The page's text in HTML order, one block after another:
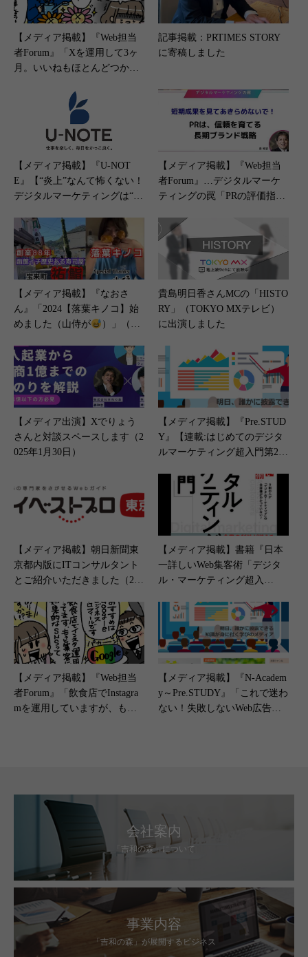
【メディア掲載】『Web担当
者Forum』「Xを運用して3ヶ
月。いいねもほとんどつか
すればいいでしょうか？」（2
024年11月21日）
記事掲載：PRTIMES STORY
に寄稿しました
【メディア掲載】『U-NOT
E』【“炎上”なんて怖くない！
デジタルマーケティングは“魔
運用で大切なことは？】（202
3年5月1日）
【メディア掲載】『Web担当
者Forum』…デジタルマーケ
ティングの罠「PRの評価指標
うに信頼を育てる長期ブラン
ド戦略」（2025年12月23日）
【メディア掲載】『なおさ
ん』「2024【落葉キノコ】始
めました（山侍が
）」（20
貴島明日香さんMCの「HISTO
RY」（TOKYO MXテレビ）
に出演しました
【メディア出演】Xでりょう
さんと対談スペースします（2
025年1月30日）
【メディア掲載】『Pre.STUD
Y』【連載:はじめてのデジタ
ルマーケティング超入門第2
【メディア掲載】朝日新聞東
京都内版にITコンサルタント
とご紹介いただきました（202
【メディア掲載】書籍『日本
一詳しいWeb集客術「デジタ
ル・マーケティング超入
15日）
【メディア掲載】『Web担当
者Forum』「飲食店でInstagra
mを運用していますが、もっ
【メディア掲載】『N-Academ
y～Pre.STUDY』「これで迷わ
ない！失敗しないWeb広告の
会社案内
「吉和の森」について
事業内容
「吉和の森」が展開するビジネス